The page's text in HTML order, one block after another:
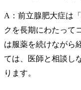
A：前立腺肥大症は
クを長期にわたって
は服薬を続けながら
ては、医師と相談し
ります。